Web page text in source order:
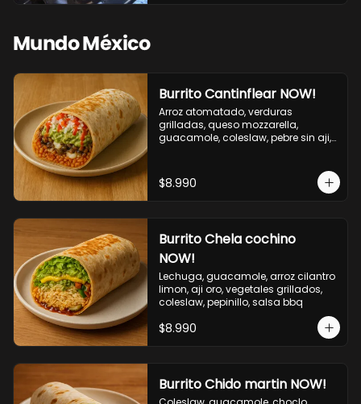
Mundo México
Burrito Cantinflear NOW!
Arroz atomatado, verduras
grilladas, queso mozzarella,
guacamole, coleslaw, pebre sin aji,
$8.990
Burrito Chela cochino
NOW!
Lechuga, guacamole, arroz cilantro
limon, aji oro, vegetales grillados,
coleslaw, pepinillo, salsa bbq
$8.990
Burrito Chido martin NOW!